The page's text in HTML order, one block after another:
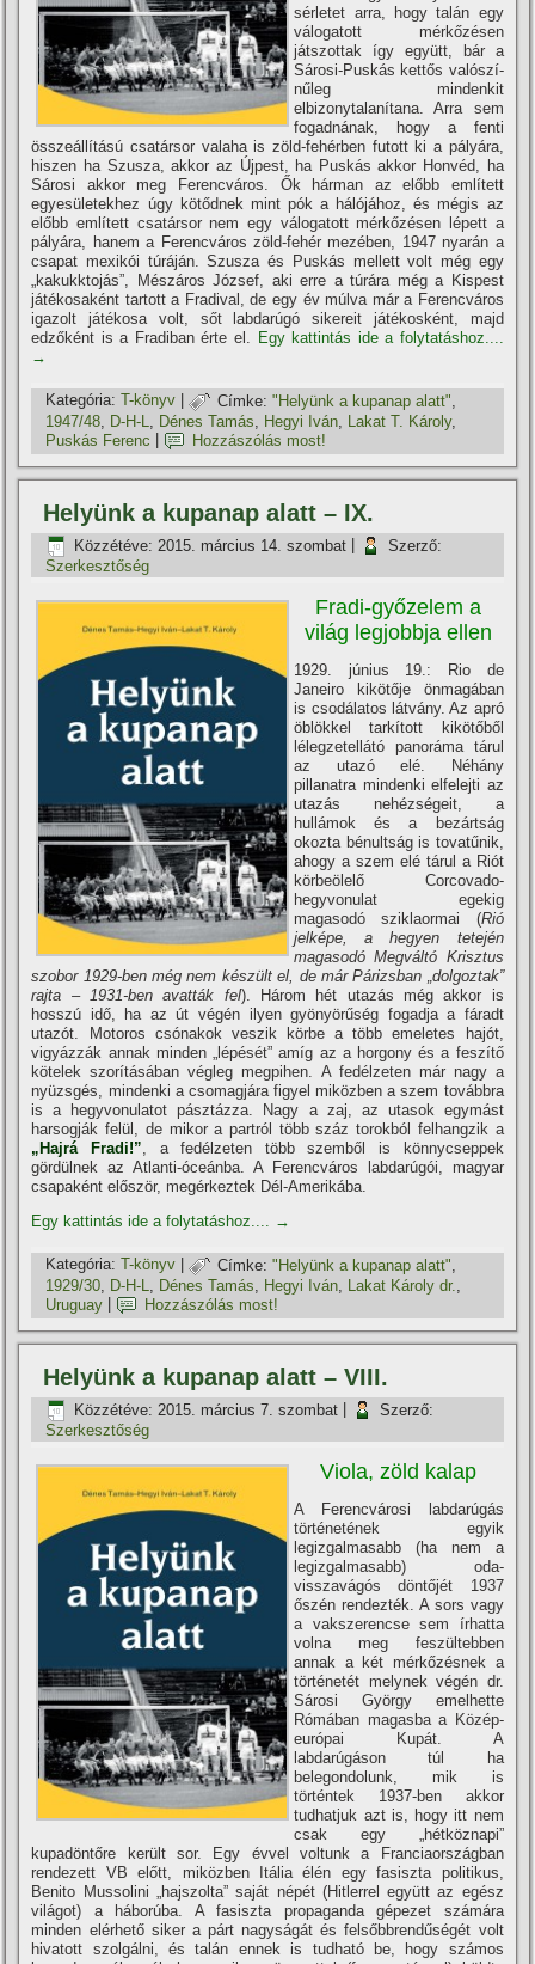
sérletet arra, hogy talán egy
válogatott mérkőzésen
játszottak í­gy együtt, bár a
Sárosi-Puskás kettős valószí­
nűleg mindenkit
elbizonytalaní­tana. Arra sem
fogadnának, hogy a fenti
összeállí­tású csatársor valaha is zöld-fehérben futott ki a pályára,
hiszen ha Szusza, akkor az Újpest, ha Puskás akkor Honvéd, ha
Sárosi akkor meg Ferencváros. Ők hárman az előbb emlí­tett
egyesületekhez úgy kötődnek mint pók a hálójához, és mégis az
előbb emlí­tett csatársor nem egy válogatott mérkőzésen lépett a
pályára, hanem a Ferencváros zöld-fehér mezében, 1947 nyarán a
csapat mexikói túráján. Szusza és Puskás mellett volt még egy
„kakukktojás”, Mészáros József, aki erre a túrára még a Kispest
játékosaként tartott a Fradival, de egy év múlva már a Ferencváros
igazolt játékosa volt, sőt labdarúgó sikereit játékosként, majd
edzőként is a Fradiban érte el. Egy kattintás ide a folytatáshoz....
→
Kategória: T-könyv | Címke: "Helyünk a kupanap alatt"
1947/48, D-H-L, Dénes Tamás, Hegyi Iván, Lakat T. Károly,
Puskás Ferenc
Hozzászólás most!
Helyünk a kupanap alatt – IX.
Közzétéve: 2015. március 14. szombat
Szerző:
Szerkesztőség
Fradi-győzelem a
világ legjobbja ellen
1929. június 19.: Rio de
Janeiro kikötője önmagában
is csodálatos látvány. Az apró
öblökkel tarkí­tott kikötőből
lélegzetellátó panoráma tárul
az utazó elé. Néhány
pillanatra mindenki elfelejti az
utazás nehézségeit, a
hullámok és a bezártság
okozta bénultság is tovatűnik,
ahogy a szem elé tárul a Riót
körbeölelő Corcovado-
hegyvonulat egekig
magasodó sziklaormai (Rió
jelképe, a hegyen tetején
magasodó Megváltó Krisztus
szobor 1929-ben még nem készült el, de már Párizsban „dolgoztak”
rajta – 1931-ben avatták fel). Három hét utazás még akkor is
hosszú idő, ha az út végén ilyen gyönyörűség fogadja a fáradt
utazót. Motoros csónakok veszik körbe a több emeletes hajót,
vigyázzák annak minden „lépését” amí­g az a horgony és a feszí­tő
kötelek szorí­tásában végleg megpihen. A fedélzeten már nagy a
nyüzsgés, mindenki a csomagjára figyel miközben a szem továbbra
is a hegyvonulatot pásztázza. Nagy a zaj, az utasok egymást
harsogják felül, de mikor a partról több száz torokból felhangzik a
„Hajrá Fradi!”, a fedélzeten több szemből is könnycseppek
gördülnek az Atlanti-óceánba. A Ferencváros labdarúgói, magyar
csapaként először, megérkeztek Dél-Amerikába.
Egy kattintás ide a folytatáshoz.... →
Kategória: T-könyv | Címke: "Helyünk a kupanap alatt"
1929/30, D-H-L, Dénes Tamás, Hegyi Iván, Lakat Károly dr.,
Uruguay
Hozzászólás most!
Helyünk a kupanap alatt – VIII.
Közzétéve: 2015. március 7. szombat
Szerző:
Szerkesztőség
Viola, zöld kalap
A Ferencvárosi labdarúgás
történetének egyik
legizgalmasabb (ha nem a
legizgalmasabb) oda-
visszavágós döntőjét 1937
őszén rendezték. A sors vagy
a vakszerencse sem í­rhatta
volna meg feszültebben
annak a két mérkőzésnek a
történetét melynek végén dr.
Sárosi György emelhette
Rómában magasba a Közép-
európai Kupát. A
labdarúgáson túl ha
belegondolunk, mik is
történtek 1937-ben akkor
tudhatjuk azt is, hogy itt nem
csak egy „hétköznapi”
kupadöntőre került sor. Egy évvel voltunk a Franciaországban
rendezett VB előtt, miközben Itália élén egy fasiszta politikus,
Benito Mussolini „hajszolta” saját népét (Hitlerrel együtt az egész
világot) a háborúba. A fasiszta propaganda gépezet számára
minden elérhető siker a párt nagyságát és felsőbbrendűségét volt
hivatott szolgálni, és talán ennek is tudható be, hogy számos